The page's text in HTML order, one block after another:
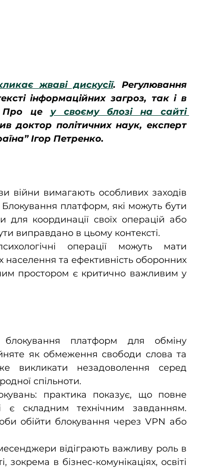
жваві дискусії. Регулювання
інформаційних загроз, так і в
Про це у своєму блозі на сайті
доктор політичних наук, експерт
Ігор Петренко.
війни вимагають особливих заходів
платформ, які можуть бути
координації своїх операцій або
виправдано в цьому контексті.
операції можуть мати
та ефективність оборонних
простором є критично важливим у
блокування платформ для обміну
як обмеження свободи слова та
викликати незадоволення серед
спільноти.
практика показує, що повне
є складним технічним завданням.
обійти блокування через VPN або
відіграють важливу роль в
в бізнес-комунікаціях, освіті